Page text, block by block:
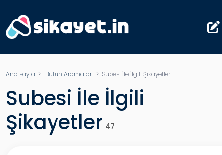
Ana sayfa > Bütün Aramalar> Subesi İle İlgili Şikayetler
Subesi İle İlgili
Şikayetler 47